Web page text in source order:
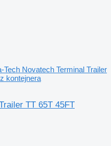
Tech Novatech Terminal Trailer
kontejnera
TT 65T 45FT